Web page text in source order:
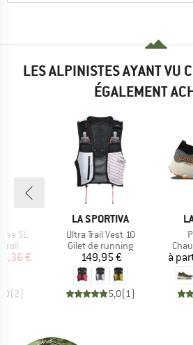
LES ALPINISTES AYANT VU
ÉGALEMENT
SL
trail
réduit
€
(2)
MARQUE
LA SPORTIVA
Article
Ultra Trail Vest 10
Product group
Gilet de running
Prix
149,95 €
5,0(1)
à